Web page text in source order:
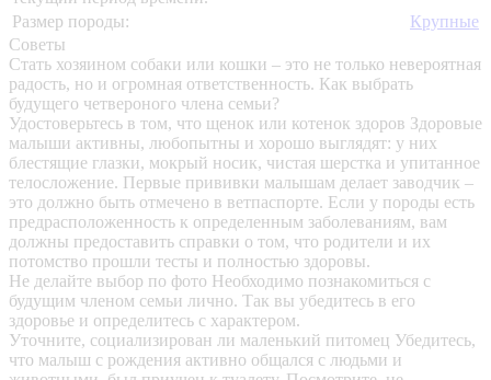
Размер породы:
Крупные
Советы
Стать хозяином собаки или кошки – это не только невероятная
радость, но и огромная ответственность. Как выбрать
будущего четвероного члена семьи?
Удостоверьтесь в том, что щенок или котенок здоров Здоровые
малыши активны, любопытны и хорошо выглядят: у них
блестящие глазки, мокрый носик, чистая шерстка и упитанное
телосложение. Первые прививки малышам делает заводчик –
это должно быть отмечено в ветпаспорте. Если у породы есть
предрасположенность к определенным заболеваниям, вам
должны предоставить справки о том, что родители и их
потомство прошли тесты и полностью здоровы.
Не делайте выбор по фото Необходимо познакомиться с
будущим членом семьи лично. Так вы убедитесь в его
здоровье и определитесь с характером.
Уточните, социализирован ли маленький питомец Убедитесь,
что малыш с рождения активно общался с людьми и